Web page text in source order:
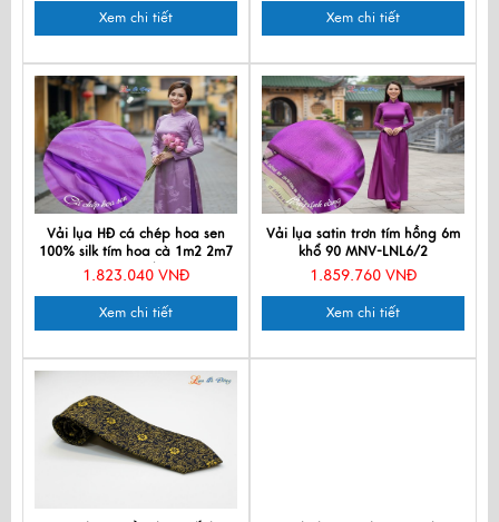
Việt CBMNV-LNL45180.3
Xem chi tiết Xem chi tiết
Vải lụa HĐ cá chép hoa sen
100% silk tím hoa cà 1m2 2m7
LNL27/2
1.823.040 VNĐ
Xem chi tiết
Vải lụa satin trơn tím hồng 6m
khổ 90 MNV-LNL6/2
1.859.760 VNĐ
Xem chi tiết